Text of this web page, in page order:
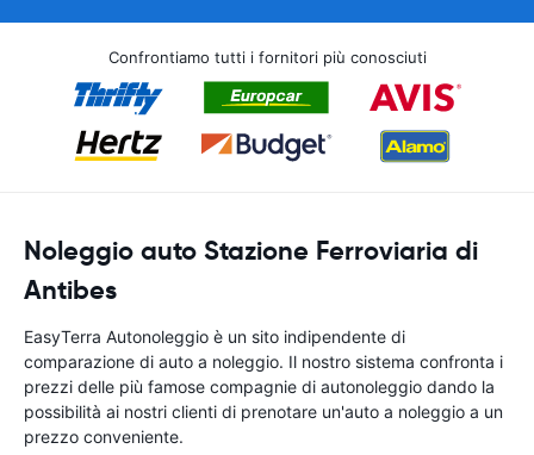
Confrontiamo tutti i fornitori più conosciuti
Noleggio auto Stazione Ferroviaria di
Antibes
EasyTerra Autonoleggio è un sito indipendente di
comparazione di auto a noleggio. Il nostro sistema confronta i
prezzi delle più famose compagnie di autonoleggio dando la
possibilità ai nostri clienti di prenotare un'auto a noleggio a un
prezzo conveniente.